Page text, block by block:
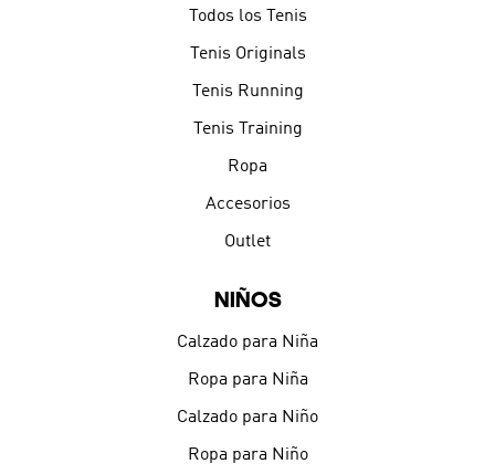
Todos los Tenis
Tenis Originals
Tenis Running
Tenis Training
Ropa
Accesorios
Outlet
NIÑOS
Calzado para Niña
Ropa para Niña
Calzado para Niño
Ropa para Niño